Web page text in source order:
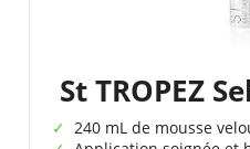
St TROPEZ
240 mL de mousse